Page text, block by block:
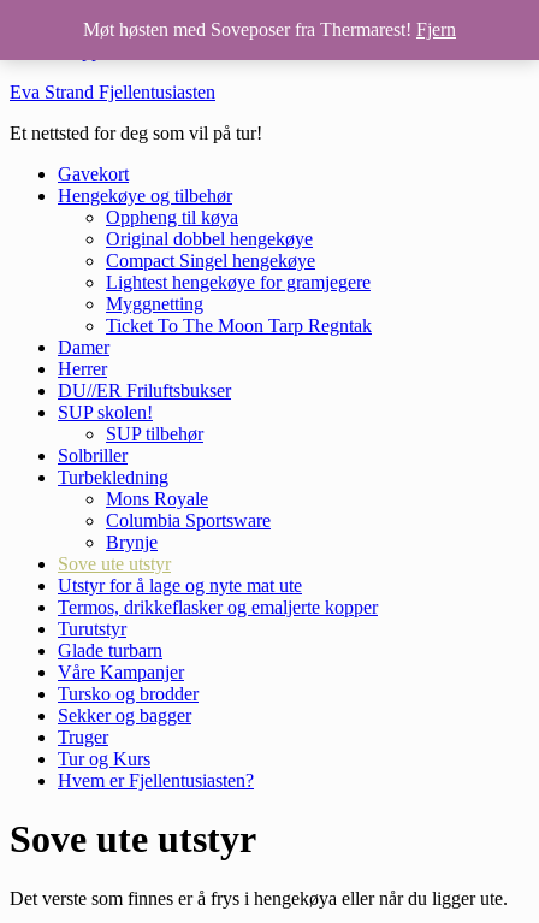
Hopp til hovedinnhold
Eva Strand Fjellentusiasten
Et nettsted for deg som vil på tur!
Gavekort
Hengekøye og tilbehør
Oppheng til køya
Original dobbel hengekøye
Compact Singel hengekøye
Lightest hengekøye for gramjegere
Myggnetting
Ticket To The Moon Tarp Regntak
Damer
Herrer
DU//ER Friluftsbukser
SUP skolen!
SUP tilbehør
Solbriller
Turbekledning
Mons Royale
Columbia Sportsware
Brynje
Sove ute utstyr
Utstyr for å lage og nyte mat ute
Termos, drikkeflasker og emaljerte kopper
Turutstyr
Glade turbarn
Våre Kampanjer
Tursko og brodder
Sekker og bagger
Truger
Tur og Kurs
Hvem er Fjellentusiasten?
Sove ute utstyr
Det verste som finnes er å frys i hengekøya eller når du ligger ute.
Møt høsten med Soveposer fra Thermarest! Fjern